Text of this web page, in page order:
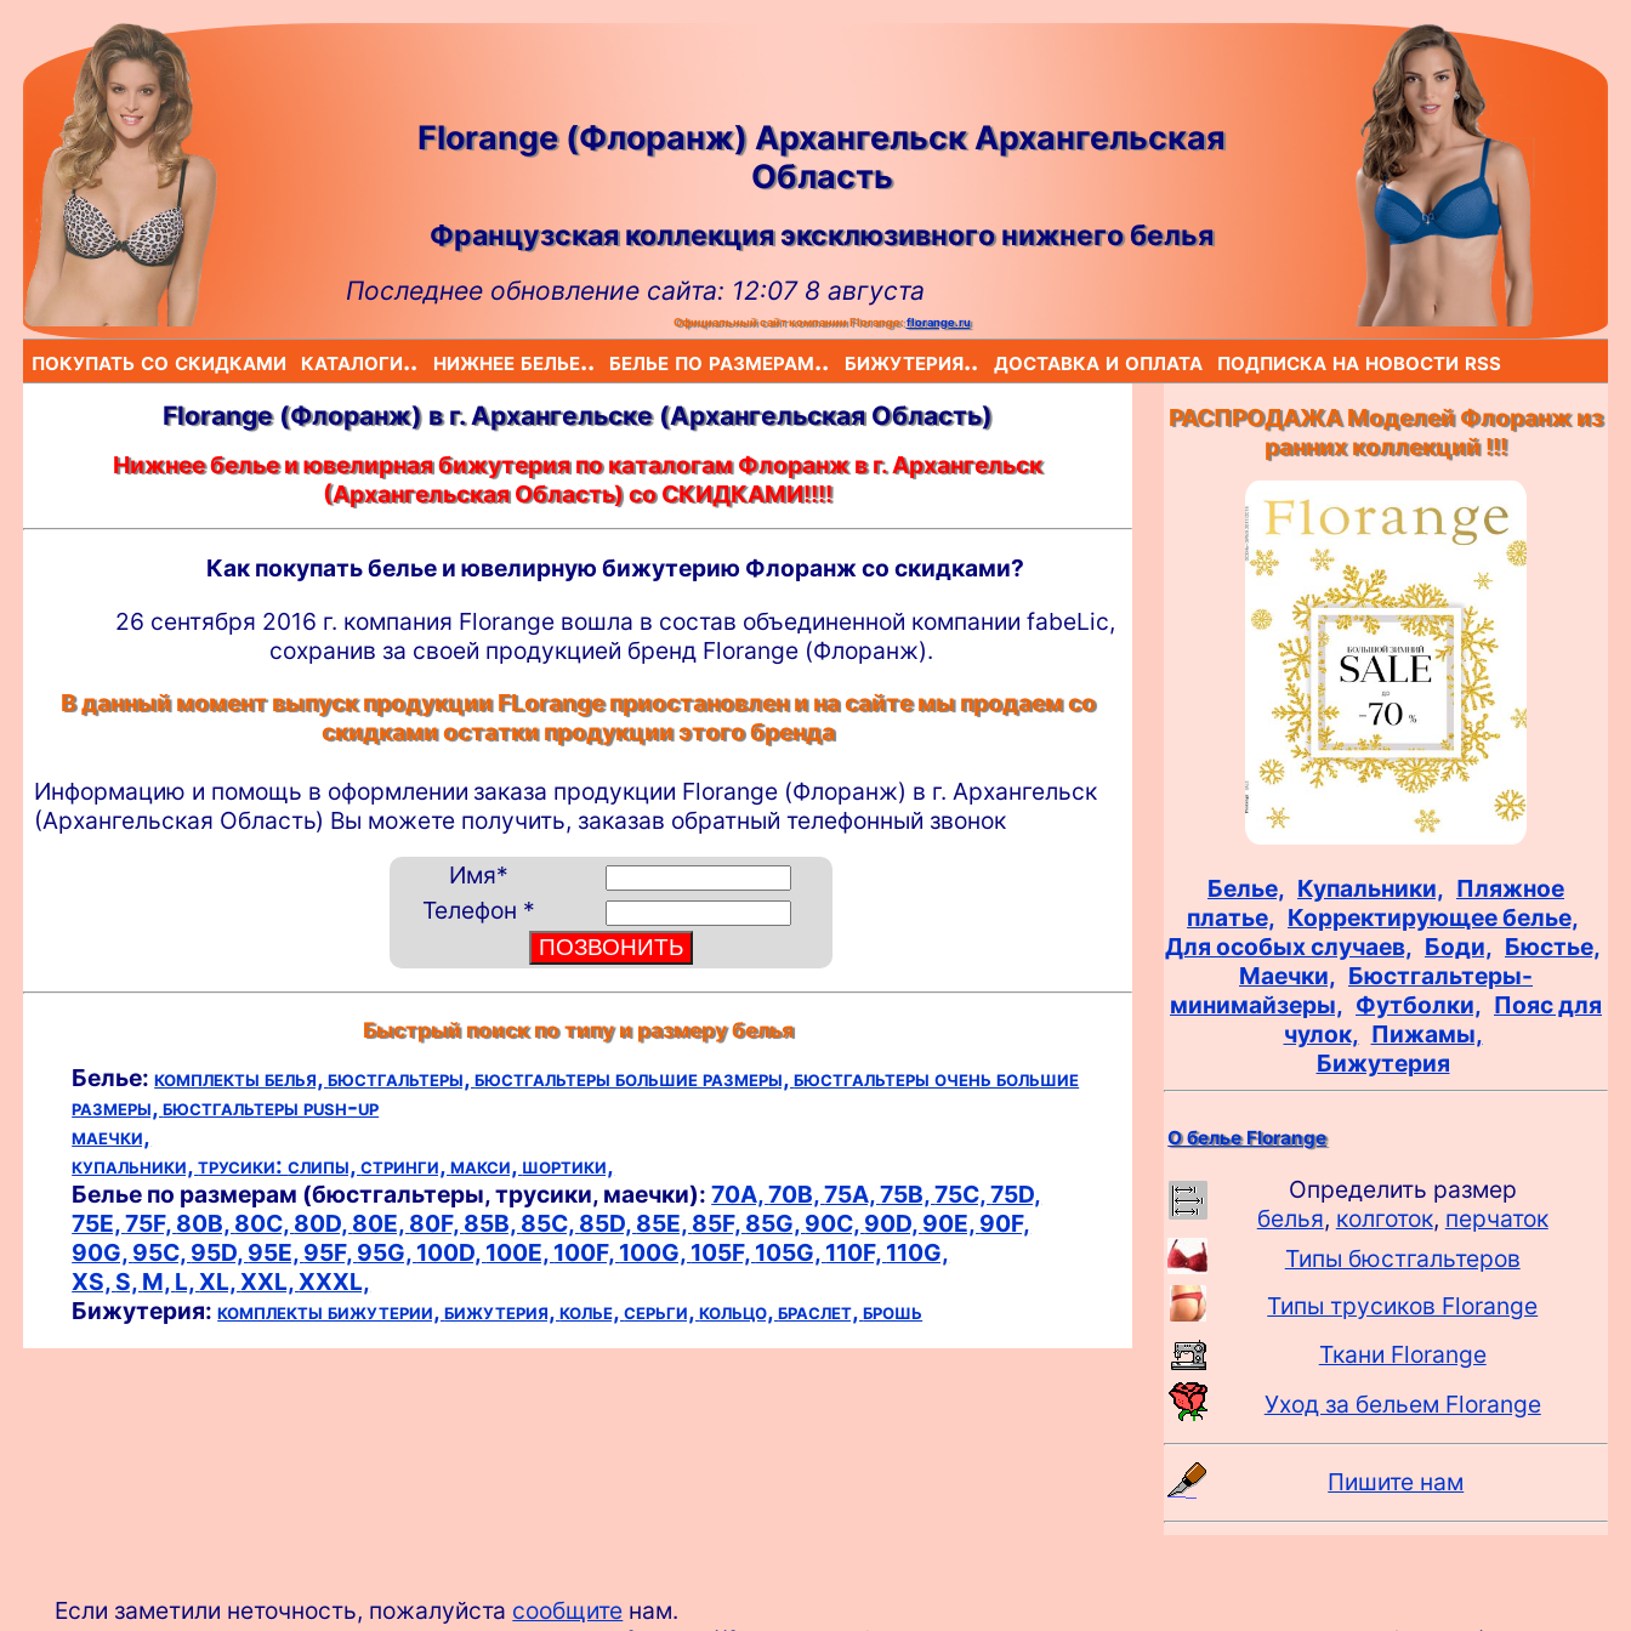
Florange (Флоранж) Архангельск Архангельская
Область
Французская коллекция эксклюзивного нижнего белья
Последнее обновление сайта: 12:07 8 августа
Официальный сайт компании Florange:florange.ru
покупать со скидками каталоги.. нижнее белье.. белье по размерам.. бижутерия.. доставка и оплата подписка на новости rss
Florange (Флоранж) в г. Архангельскe (Архангельская Область)
Нижнее белье и ювелирная бижутерия по каталогам Флоранж в г. Архангельск
(Архангельская Область) со СКИДКАМИ!!!!
Как покупать белье и ювелирную бижутерию Флоранж со скидками?
26 сентября 2016 г. компания Florange вошла в состав объединенной компании fabeLic,
сохранив за своей продукцией бренд Florange (Флоранж).
В данный момент выпуск продукции FLorange приостановлен и на сайте мы продаем со
скидками остатки продукции этого бренда
Информацию и помощь в оформлении заказа продукции Florange (Флоранж) в г. Архангельск
(Архангельская Область) Вы можете получить, заказав обратный телефонный звонок
Имя*
Телефон *
Быстрый поиск по типу и размеру белья
Белье:комплекты белья,бюстгальтеры,бюстгальтеры большие размеры,бюстгальтеры очень большие
размеры,бюстгальтеры push-up
маечки,
купальники,трусики:слипы,стринги,макси, шортики,
Белье по размерам (бюстгальтеры, трусики, маечки):70A,70B,75A,75B,75C,75D,
75E,75F, 80B, 80C, 80D, 80E, 80F, 85B, 85C, 85D, 85E, 85F, 85G, 90C, 90D, 90E, 90F,
90G, 95C, 95D, 95E, 95F, 95G, 100D, 100E, 100F, 100G, 105F, 105G, 110F, 110G,
XS, S, M, L,XL,XXL,XXXL,
Бижутерия:комплекты бижутерии,бижутерия,колье,серьги,кольцо,браслет,брошь
РАСПРОДАЖА Моделей Флоранж из
ранних коллекций !!!
Белье, Купальники, Пляжное
платье, Корректирующее белье,
Для особых случаев, Боди, Бюстье,
Маечки, Бюстгальтеры-
минимайзеры, Футболки, Пояс для
чулок, Пижамы,
Бижутерия
О белье Florange
Определить размер
белья, колготок, перчаток
Типы бюстгальтеров
Типы трусиков Florange
Ткани Florange
Уход за бельем Florange
Пишите нам
Если заметили неточность, пожалуйста сообщите нам.